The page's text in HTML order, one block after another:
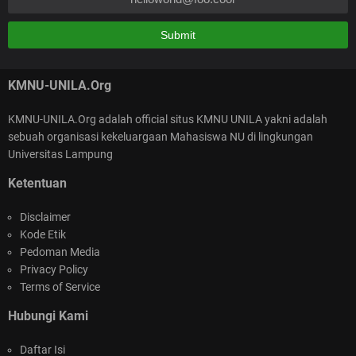
SELAMAT ATAS TEPILIHNYA KEPENGURUSAN
Berdampak di Bulan Suci Ramadan
Kalao gitu buat Qur'an yg baru aja selama itu hasanah,,,
KMNU-UNILA.Org
KMNU-UNILA.Org adalah official situs KMNU UNILA yakni adalah
sebuah organisasi kekeluargaan Mahasiswa NU di lingkungan
Universitas Lampung
Ketentuan
Disclaimer
Kode Etik
Pedoman Media
Privacy Policy
Terms of Service
Hubungi Kami
Daftar Isi